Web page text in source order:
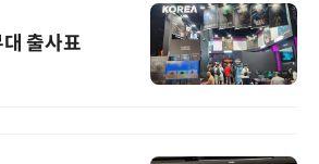
출사표